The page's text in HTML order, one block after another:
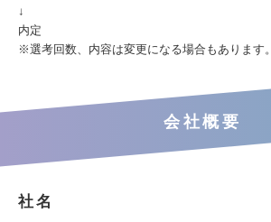
↓
内定
※選考回数、内容は変更になる場合もあります。
会社概要
社名